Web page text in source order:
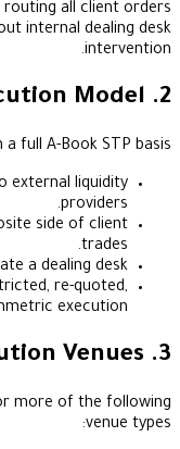
(STP) model, routing
without internal
operates on a full A-
directly to external
take the opposite side
not operate a
are not restricted, re-
to asymmetric
one or more of